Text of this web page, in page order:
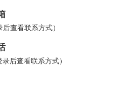
查看联系方式）
后查看联系方式）